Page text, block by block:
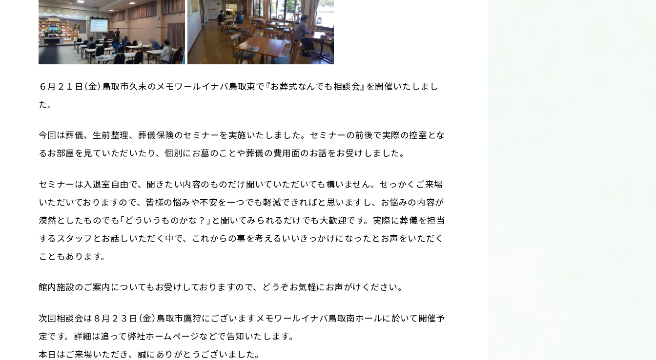
６月２１日（金）鳥取市久末のメモワールイナバ鳥取東で『お葬式なんでも相談会』を開催いたしまし
た。
今回は葬儀、生前整理、葬儀保険のセミナーを実施いたしました。セミナーの前後で実際の控室とな
るお部屋を見ていただいたり、個別にお墓のことや葬儀の費用面のお話をお受けしました。
セミナーは入退室自由で、聞きたい内容のものだけ聞いていただいても構いません。せっかくご来場
いただいておりますので、皆様の悩みや不安を一つでも軽減できればと思いますし、お悩みの内容が
漠然としたものでも「どういうものかな？」と聞いてみられるだけでも大歓迎です。実際に葬儀を担当
するスタッフとお話しいただく中で、これからの事を考えるいいきっかけになったとお声をいただく
こともあります。
館内施設のご案内についてもお受けしておりますので、どうぞお気軽にお声がけください。
次回相談会は８月２３日（金）鳥取市鷹狩にございますメモワールイナバ鳥取南ホールに於いて開催予
定です。詳細は追って弊社ホームページなどで告知いたします。
本日はご来場いただき、誠にありがとうございました。